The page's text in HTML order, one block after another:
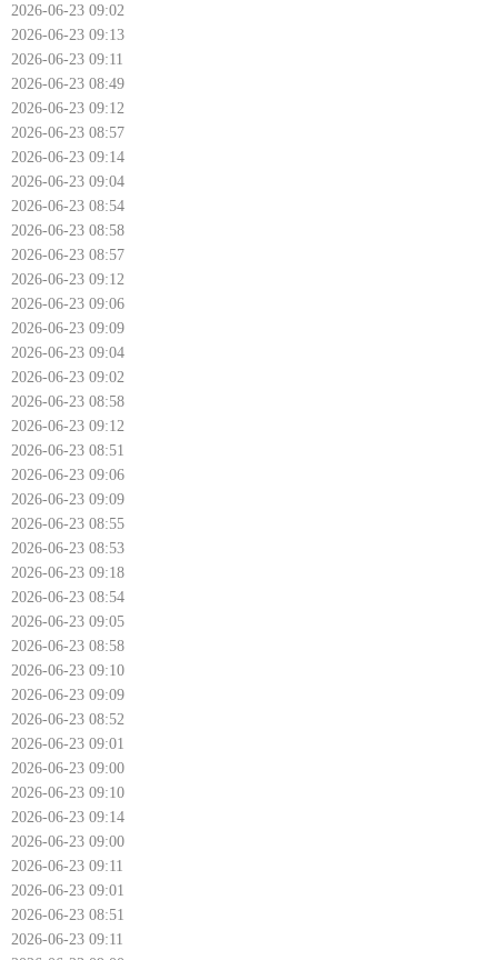
2026-06-23 09:02
2026-06-23 09:13
2026-06-23 09:11
2026-06-23 08:49
2026-06-23 09:12
2026-06-23 08:57
2026-06-23 09:14
2026-06-23 09:04
2026-06-23 08:54
2026-06-23 08:58
2026-06-23 08:57
2026-06-23 09:12
2026-06-23 09:06
2026-06-23 09:09
2026-06-23 09:04
2026-06-23 09:02
2026-06-23 08:58
2026-06-23 09:12
2026-06-23 08:51
2026-06-23 09:06
2026-06-23 09:09
2026-06-23 08:55
2026-06-23 08:53
2026-06-23 09:18
2026-06-23 08:54
2026-06-23 09:05
2026-06-23 08:58
2026-06-23 09:10
2026-06-23 09:09
2026-06-23 08:52
2026-06-23 09:01
2026-06-23 09:00
2026-06-23 09:10
2026-06-23 09:14
2026-06-23 09:00
2026-06-23 09:11
2026-06-23 09:01
2026-06-23 08:51
2026-06-23 09:11